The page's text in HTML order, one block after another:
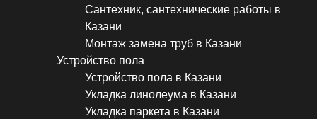
Сантехник, сантехнические работы в
Казани
Монтаж замена труб в Казани
Устройство пола
Устройство пола в Казани
Укладка линолеума в Казани
Укладка паркета в Казани